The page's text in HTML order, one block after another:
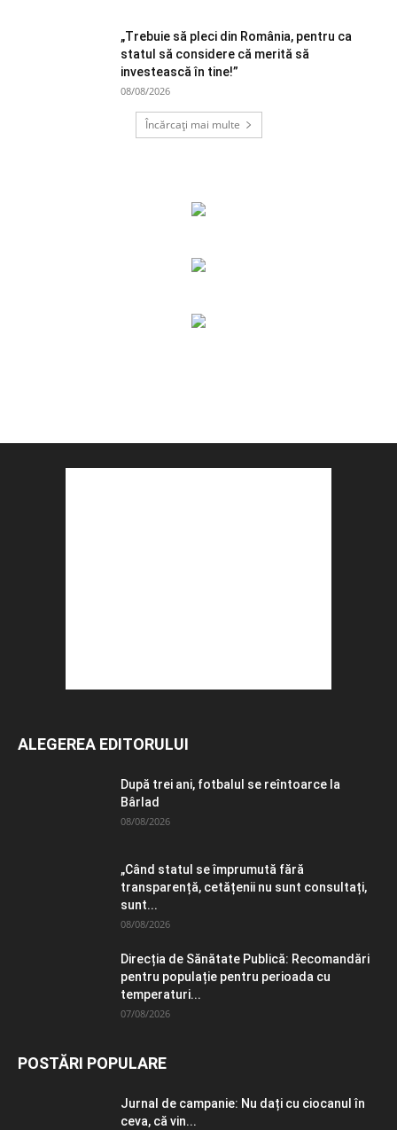
„Trebuie să pleci din România, pentru ca
statul să considere că merită să
investească în tine!”
08/08/2026
Încărcați mai multe
ALEGEREA EDITORULUI
După trei ani, fotbalul se reîntoarce la
Bârlad
08/08/2026
„Când statul se împrumută fără
transparență, cetățenii nu sunt consultați,
sunt...
08/08/2026
Direcția de Sănătate Publică: Recomandări
pentru populație pentru perioada cu
temperaturi...
07/08/2026
POSTĂRI POPULARE
Jurnal de campanie: Nu dați cu ciocanul în
ceva, că vin...